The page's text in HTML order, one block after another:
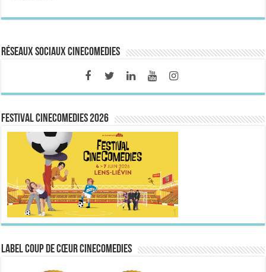
Réseaux sociaux CineComedies
FESTIVAL CINECOMEDIES 2026
Label Coup de Cœur CineComedies